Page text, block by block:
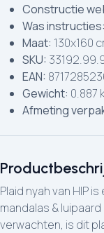
Plaid nyah van HIP
mandalas & luipaard
verwachten, is dit
Constructie
Was instructies:
Maat: 130x160
SKU:
EAN:
Gewicht: 0.887
Afmeting